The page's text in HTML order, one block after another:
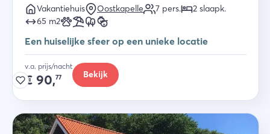
Vakantiehuis Oostkapelle 7 pers. 2 slaapk.
65 m2
Een huiselijke sfeer op een unieke locatie
v.a. prijs/nacht
€ 90,77 Bekijk